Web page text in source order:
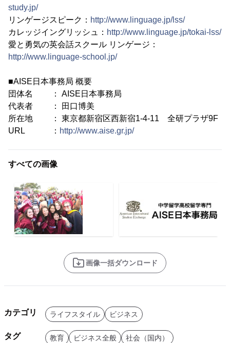
study.jp/
リンゲージスピーク： http://www.linguage.jp/lss/
カレッジイングリッシュ： http://www.linguage.jp/tokai-lss/
愛と勇気の英会話スクール リンゲージ：
http://www.linguage-school.jp/
■AISE日本事務局 概要
団体名 ： AISE日本事務局
代表者 ： 田口博美
所在地 ： 東京都新宿区西新宿1-4-11 全研プラザ9F
URL ： http://www.aise.gr.jp/
すべての画像
画像一括ダウンロード
カテゴリ ライフスタイル ビジネス
タグ 教育 ビジネス全般 社会（国内）